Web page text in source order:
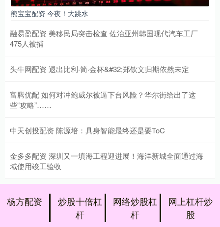
熊宝宝配资 今夜！大跳水
融易盈配资 美移民局突击检查 佐治亚州韩国现代汽车工厂
475人被捕
头牛网配资 退出比利·简·金杯&#32;郑钦文归期依然未定
富腾优配 如何对冲鲍威尔被逼下台风险？华尔街给出了这
些“攻略”……
中天创投配资 陈源培：具身智能最终还是要ToC
金多多配资 深圳又一填海工程迎进展！海洋新城全面通过海
域使用竣工验收
杨方配资
炒股十倍杠
杆
网络炒股杠
杆
网上杠杆炒
股